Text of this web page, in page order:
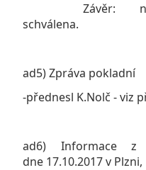
Závěr:
schválena.
ad5) Zpráva pokladní
-přednesl K.Nolč - viz
ad6) Informace
dne 17.10.2017 v